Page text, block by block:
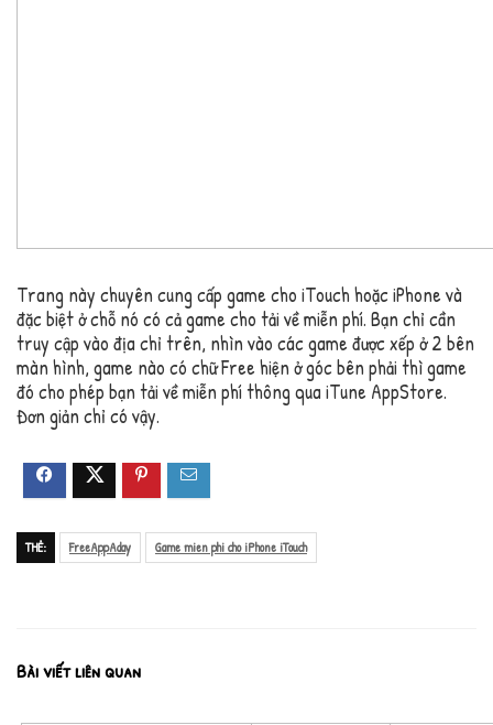
Trang này chuyên cung cấp game cho iTouch hoặc iPhone và
đặc biệt ở chỗ nó có cả game cho tải về miễn phí. Bạn chỉ cần
truy cập vào địa chỉ trên, nhìn vào các game được xếp ở 2 bên
màn hình, game nào có chữ Free hiện ở góc bên phải thì game
đó cho phép bạn tải về miễn phí thông qua iTune AppStore.
Đơn giản chỉ có vậy.
THẺ: FreeAppAday Game mien phi cho iPhone iTouch
Bài viết liên quan